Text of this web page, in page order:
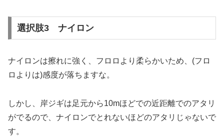
選択肢3 ナイロン
ナイロンは擦れに強く、フロロより柔らかいため、(フロ
ロよりは)感度が落ちますな。
しかし、岸ジギは足元から10mほどでの近距離でのアタリ
がでるので、ナイロンでとれないほどのアタリじゃないで
す。